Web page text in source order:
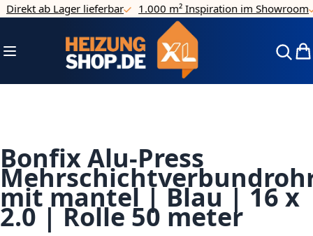
Direkt zum Inhalt
ab Lager lieferbar 1.000 m² Inspiration im Showroom
Navigation umschalten
Bonfix Alu-Press
mit mantel | Blau | 16 x
2.0 | Rolle 50 meter